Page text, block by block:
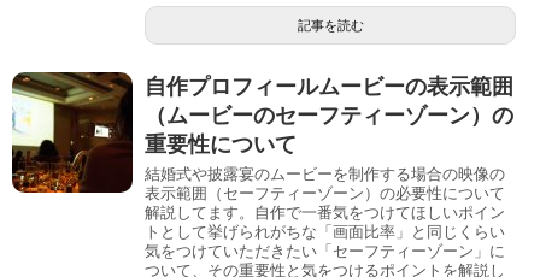
記事を読む
自作プロフィールムービーの表示範囲
（ムービーのセーフティーゾーン）の
重要性について
結婚式や披露宴のムービーを制作する場合の映像の
表示範囲（セーフティーゾーン）の必要性について
解説してます。自作で一番気をつけてほしいポイン
トとして挙げられがちな「画面比率」と同じくらい
気をつけていただきたい「セーフティーゾーン」に
ついて、その重要性と気をつけるポイントを解説し